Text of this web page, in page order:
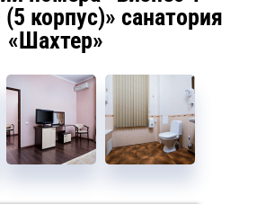
корпус)» санатория
«Шахтер»